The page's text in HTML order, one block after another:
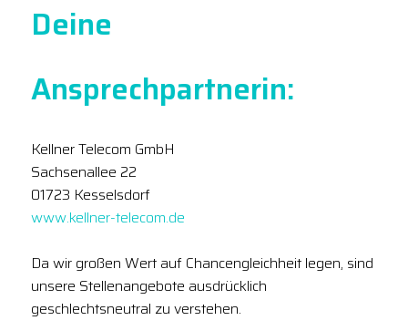
Deine
Ansprechpartnerin:
Kellner Telecom GmbH
Sachsenallee 22
01723 Kesselsdorf
www.kellner-telecom.de
Da wir großen Wert auf Chancengleichheit legen, sind
unsere Stellenangebote ausdrücklich
geschlechtsneutral zu verstehen.